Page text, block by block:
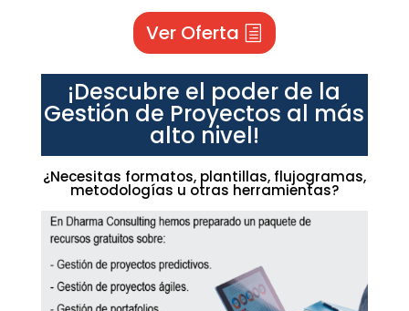
Ver Oferta
¡Descubre el poder de la
Gestión de Proyectos al más
alto nivel!
¿Necesitas formatos, plantillas, flujogramas,
metodologías u otras herramientas?